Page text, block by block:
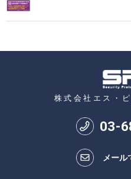
株式会社エス・
03-
メール